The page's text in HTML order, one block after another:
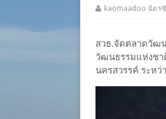
kaomaadoo ฉัตร
สวธ.จัดตลาดวัฒ
วัฒนธรรมแห่งชา
นครสวรรค์ ระห